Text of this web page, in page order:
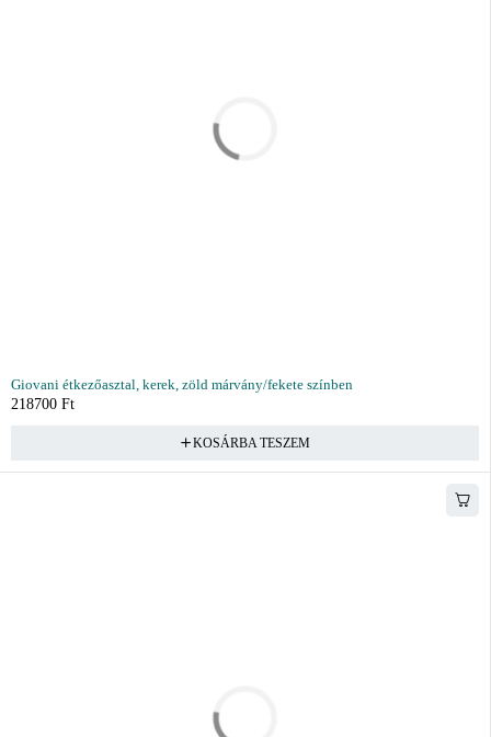
Giovani étkezőasztal, kerek, zöld márvány/fekete színben
218700 Ft
KOSÁRBA TESZEM